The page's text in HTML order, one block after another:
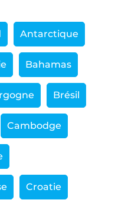
Antarctique
Bahamas
Brésil
Cambodge
Croatie